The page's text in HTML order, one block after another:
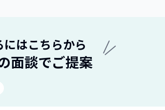
はこちらから
面談でご提案